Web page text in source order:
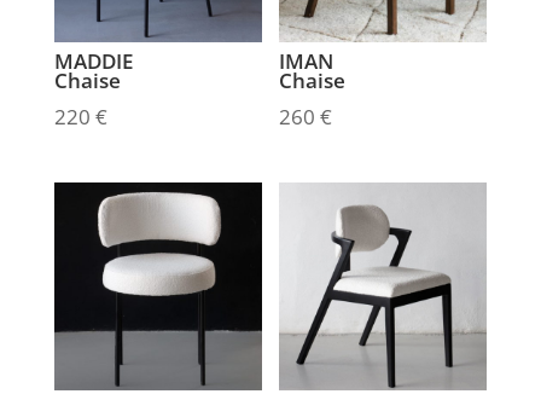
MADDIE
Chaise
220 €
IMAN
Chaise
260€